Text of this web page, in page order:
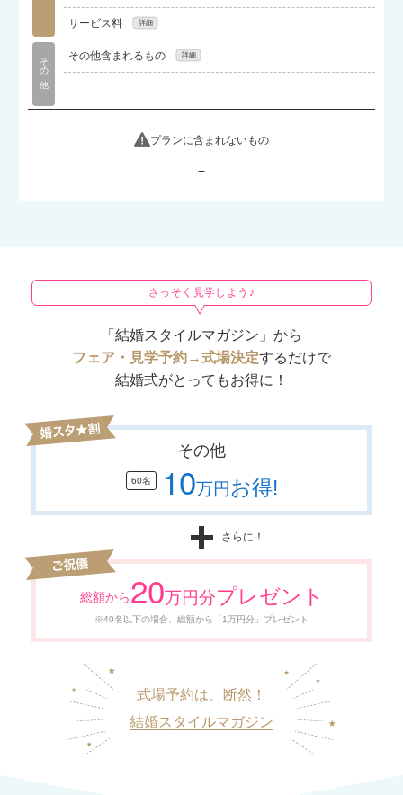
【貸切だから全館好きな曲をかけられる】音響照明オ
ペレーター、著作権対応費含む
サービス料
当てはまる項目に15%（内容により異なります）
その他 その他含まれるもの
プランに含まれないもの
−
さっそく見学しよう♪
「結婚スタイルマガジン」から
フェア・見学予約→式場決定するだけで
結婚式がとってもお得に！
その他
60名 10万円お得!
さらに！
総額から20万円分プレゼント
※40名以下の場合、総額から「1万円分」プレゼント
式場予約は、断然！
結婚スタイルマガジン